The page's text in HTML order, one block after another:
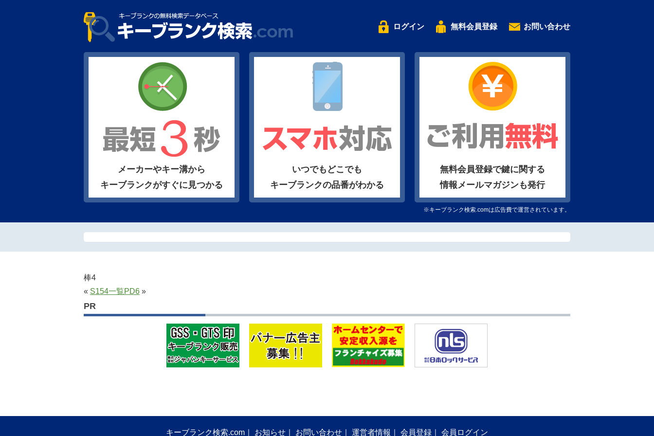
ログイン 無料会員登録 お問い合わせ
メーカーやキー溝から
キーブランクがすぐに見つかる
いつでもどこでも
キーブランクの品番がわかる
無料会員登録で鍵に関する
情報メールマガジンも発行
※キーブランク検索.comは広告費で運営されています。
棒4
« S154一覧PD6 »
PR
キーブランク検索.com お知らせ お問い合わせ 運営者情報 会員登録 会員ログイン